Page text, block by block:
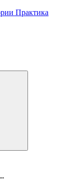
Практика